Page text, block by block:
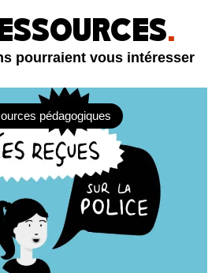
.
pourraient vous intéresser
pédagogiques